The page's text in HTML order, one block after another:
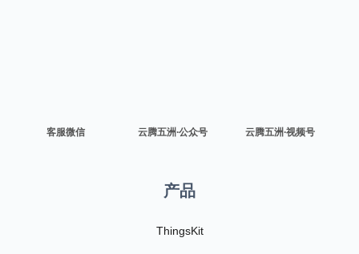
客服微信 云腾五洲·公众号 云腾五洲·视频号
产品
ThingsKit